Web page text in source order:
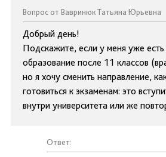
Вопрос от Вавринюк Татьяна Юрьевна
Добрый день!
Подскажите, если у меня уже
образование после 11 классов
но я хочу сменить направление,
готовиться к экзаменам: это
внутри университета или же
Ответ: